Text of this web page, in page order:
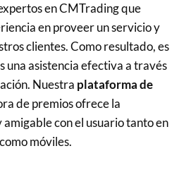
en CMTrading que
en proveer un servicio y
clientes. Como resultado, es
una asistencia efectiva a través
Nuestra plataforma de
de premios ofrece la
con el usuario tanto en
móviles.